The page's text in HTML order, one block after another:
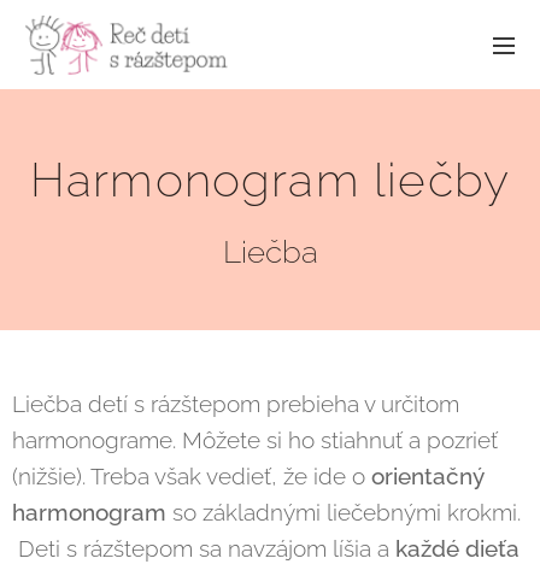
Harmonogram liečby
Liečba
Liečba detí s rázštepom prebieha v určitom
harmonograme. Môžete si ho stiahnuť a pozrieť
(nižšie). Treba však vedieť, že ide o orientačný
harmonogram so základnými liečebnými krokmi.
Deti s rázštepom sa navzájom líšia a každé dieťa